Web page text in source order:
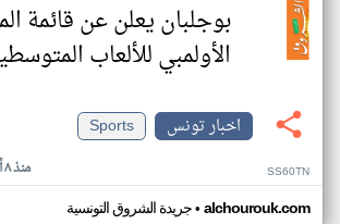
بوجلبان يعلن عن قائمة
الأولمبي للألعاب
اخبار تونس
Sports
منذ ٨ أيام SS60TN
جريدة الشروق التونسية• alchourouk.com